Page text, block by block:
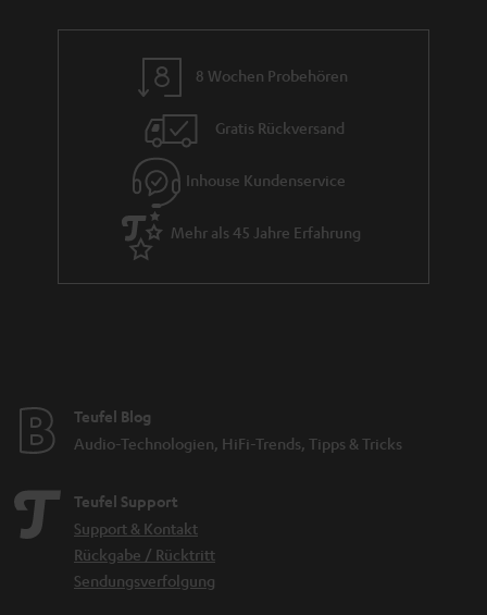
8 Wochen Probehören
Gratis Rückversand
Inhouse Kundenservice
Mehr als 45 Jahre Erfahrung
Teufel Blog
Audio-Technologien, HiFi-Trends, Tipps & Tricks
Teufel Support
Support & Kontakt
Rückgabe / Rücktritt
Sendungsverfolgung